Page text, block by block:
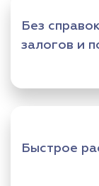
Без
залогов и
Быстрое